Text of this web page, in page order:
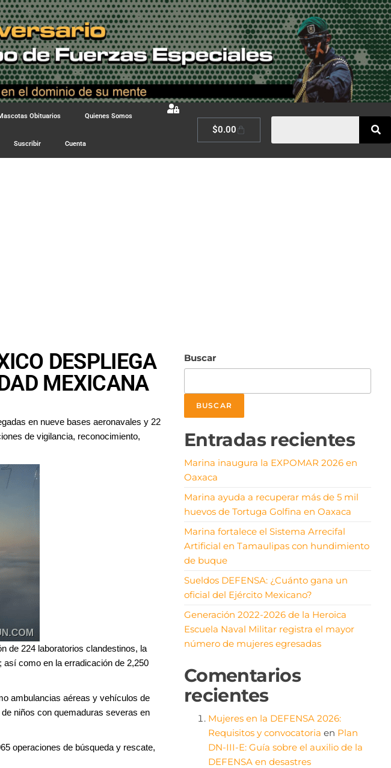
Obituarios Quienes Somos
Suscribir Cuenta
$0.00
DESPLIEGA
MEXICANA
en nueve bases aeronavales y 22
de vigilancia, reconocimiento,
de 224 laboratorios clandestinos, la
como en la erradicación de 2,250
ambulancias aéreas y vehículos de
niños con quemaduras severas en
operaciones de búsqueda y rescate,
Buscar
BUSCAR
Entradas recientes
Marina inaugura la EXPOMAR 2026 en
Oaxaca
Marina ayuda a recuperar más de 5 mil
huevos de Tortuga Golfina en Oaxaca
Marina fortalece el Sistema Arrecifal
Artificial en Tamaulipas con hundimiento
de buque
Sueldos DEFENSA: ¿Cuánto gana un
oficial del Ejército Mexicano?
Generación 2022-2026 de la Heroica
Escuela Naval Militar registra el mayor
número de mujeres egresadas
Comentarios
recientes
Mujeres en la DEFENSA 2026:
Requisitos y convocatoria en Plan
DN-III-E: Guía sobre el auxilio de la
DEFENSA en desastres